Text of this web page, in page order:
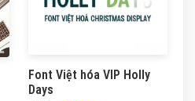
Font Việt hóa VIP Holly
Days